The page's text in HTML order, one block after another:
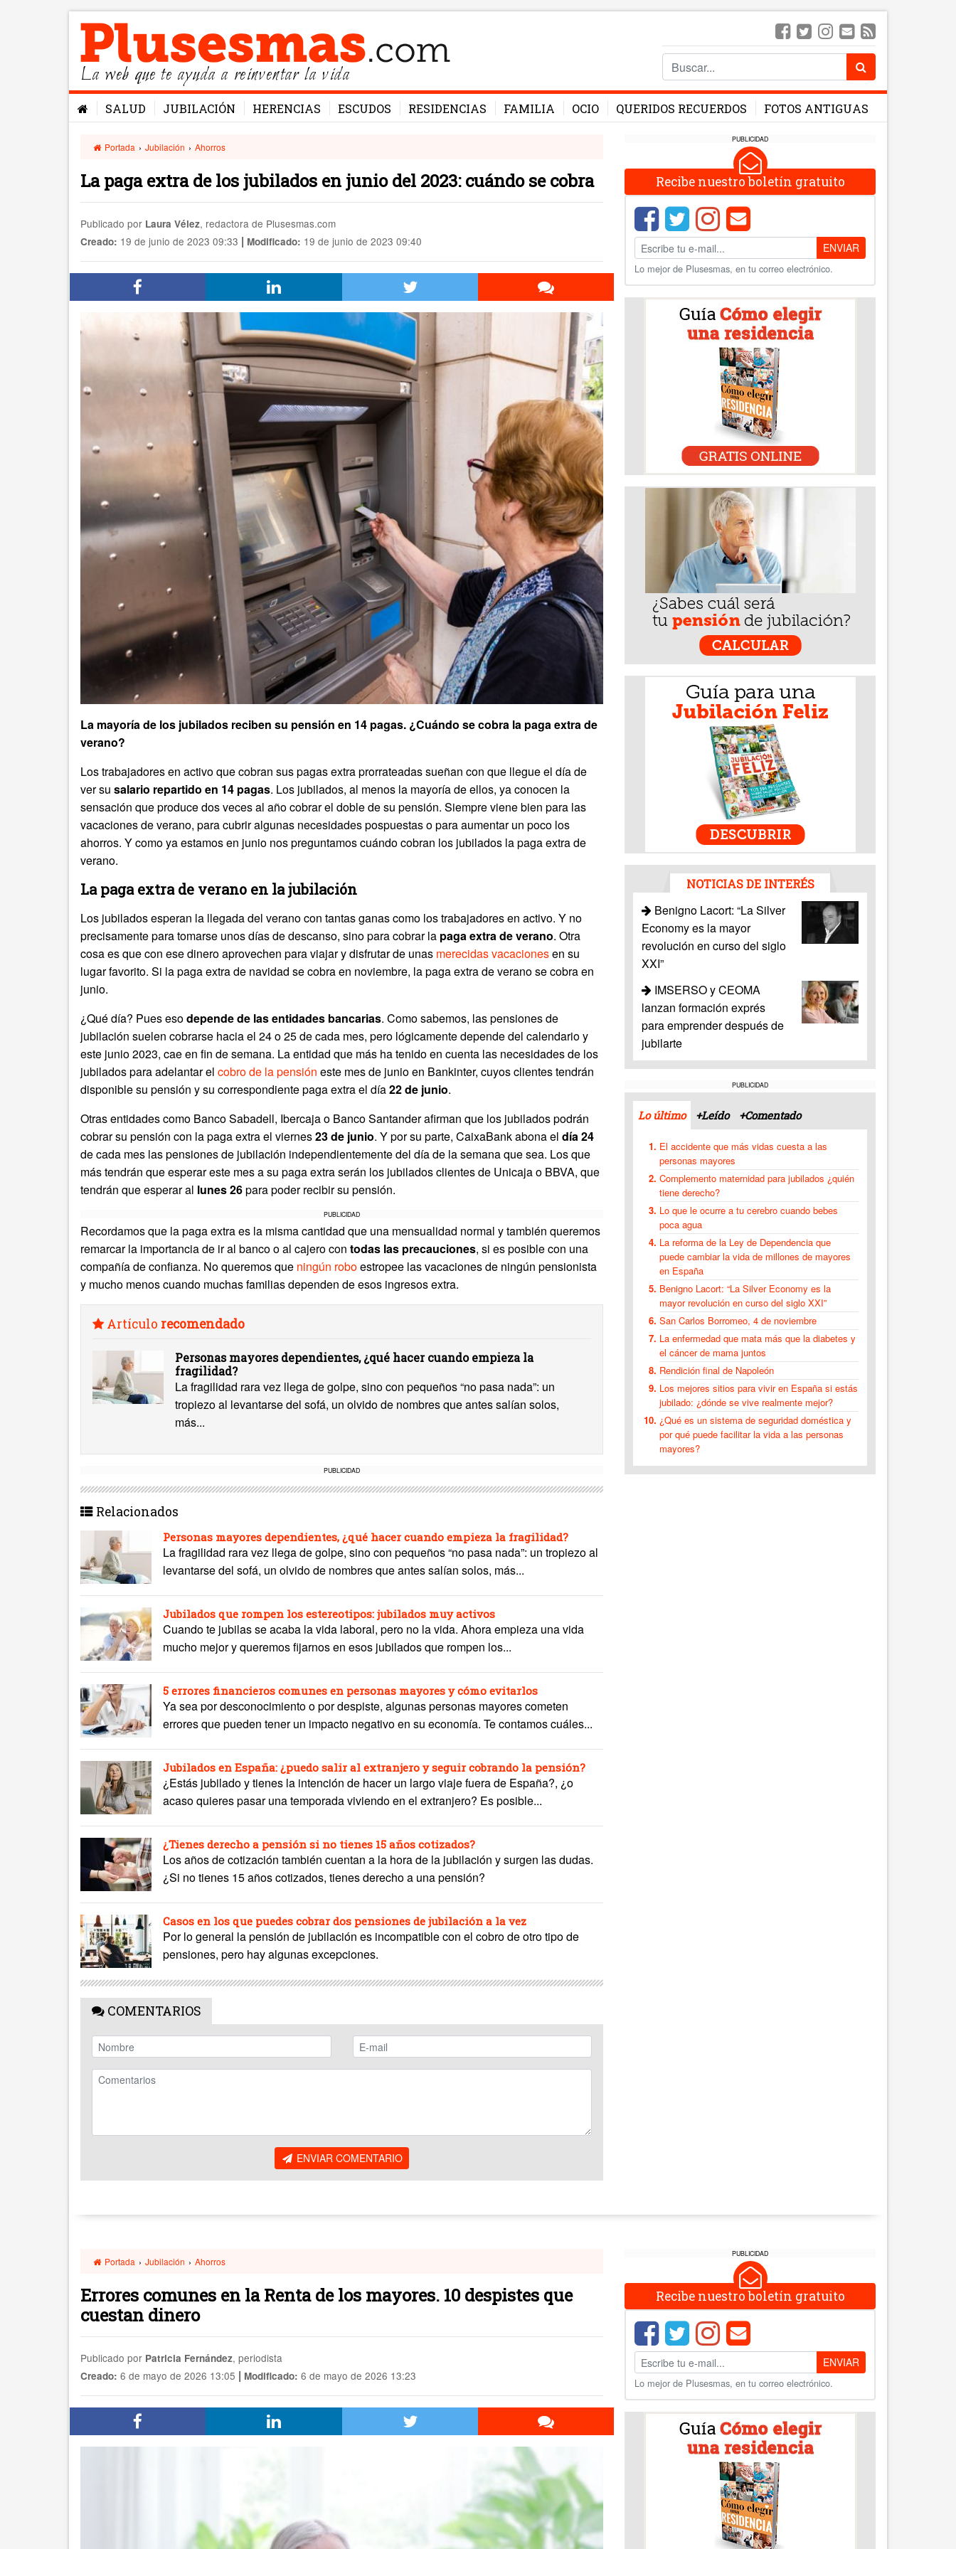
La web que te ayuda a reinventar la vida
SALUD JUBILACIÓN HERENCIAS ESCUDOS RESIDENCIAS FAMILIA OCIO QUERIDOS RECUERDOS FOTOS ANTIGUAS
Portada › Jubilación › Ahorros
La paga extra de los jubilados en junio del 2023: cuándo se cobra
Publicado por Laura Vélez, redactora de Plusesmas.com
Creado: 19 de junio de 2023 09:33 | Modificado: 19 de junio de 2023 09:40
La mayoría de los jubilados reciben su pensión en 14 pagas. ¿Cuándo se cobra la paga extra de
verano?
Los trabajadores en activo que cobran sus pagas extra prorrateadas sueñan con que llegue el día de
ver su salario repartido en 14 pagas. Los jubilados, al menos la mayoría de ellos, ya conocen la
sensación que produce dos veces al año cobrar el doble de su pensión. Siempre viene bien para las
vacaciones de verano, para cubrir algunas necesidades pospuestas o para aumentar un poco los
ahorros. Y como ya estamos en junio nos preguntamos cuándo cobran los jubilados la paga extra de
verano.
La paga extra de verano en la jubilación
Los jubilados esperan la llegada del verano con tantas ganas como los trabajadores en activo. Y no
precisamente para tomarse unos días de descanso, sino para cobrar la paga extra de verano. Otra
cosa es que con ese dinero aprovechen para viajar y disfrutar de unas merecidas vacacionesen su
lugar favorito. Si la paga extra de navidad se cobra en noviembre, la paga extra de verano se cobra en
junio.
¿Qué día? Pues esodepende de las entidades bancarias. Como sabemos, las pensiones de
jubilación suelen cobrarse hacia el 24 o 25 de cada mes, pero lógicamente depende del calendario y
este junio 2023, cae en fin de semana. La entidad que más ha tenido en cuenta las necesidades de los
jubilados para adelantar el cobro de la pensión este mes de junio en Bankinter, cuyos clientes tendrán
disponible su pensión y su correspondiente paga extra el día22 de junio.
Otras entidades como Banco Sabadell, Ibercaja o Banco Santander afirman que los jubilados podrán
cobrar su pensión con la paga extra el viernes23 de junio. Y por su parte, CaixaBank abona el día 24
de cada mes las pensiones de jubilación independientemente del día de la semana que sea. Los que
más tendrán que esperar este mes a su paga extra serán los jubilados clientes de Unicaja o BBVA, que
tendrán que esperar al lunes 26para poder recibir su pensión.
PUBLICIDAD
Recordamos que la paga extra es la misma cantidad que una mensualidad normal y también queremos
remarcar la importancia de ir al banco o al cajero con todas las precauciones, si es posible con una
compañía de confianza. No queremos que ningún roboestropee las vacaciones de ningún pensionista
y mucho menos cuando muchas familias dependen de esos ingresos extra.
Artículo recomendado
Personas mayores dependientes, ¿qué hacer cuando empieza la
fragilidad?
La fragilidad rara vez llega de golpe, sino con pequeños “no pasa nada”: un
tropiezo al levantarse del sofá, un olvido de nombres que antes salían solos,
más...
PUBLICIDAD
Relacionados
Personas mayores dependientes, ¿qué hacer cuando empieza la fragilidad?
La fragilidad rara vez llega de golpe, sino con pequeños “no pasa nada”: un tropiezo al
levantarse del sofá, un olvido de nombres que antes salían solos, más...
Jubilados que rompen los estereotipos: jubilados muy activos
Cuando te jubilas se acaba la vida laboral, pero no la vida. Ahora empieza una vida
mucho mejor y queremos fijarnos en esos jubilados que rompen los...
5 errores financieros comunes en personas mayores y cómo evitarlos
Ya sea por desconocimiento o por despiste, algunas personas mayores cometen
errores que pueden tener un impacto negativo en su economía. Te contamos cuáles...
Jubilados en España: ¿puedo salir al extranjero y seguir cobrando la pensión?
¿Estás jubilado y tienes la intención de hacer un largo viaje fuera de España?, ¿o
acaso quieres pasar una temporada viviendo en el extranjero? Es posible...
¿Tienes derecho a pensión si no tienes 15 años cotizados?
Los años de cotización también cuentan a la hora de la jubilación y surgen las dudas.
¿Si no tienes 15 años cotizados, tienes derecho a una pensión?
Casos en los que puedes cobrar dos pensiones de jubilación a la vez
Por lo general la pensión de jubilación es incompatible con el cobro de otro tipo de
pensiones, pero hay algunas excepciones.
COMENTARIOS
ENVIAR COMENTARIO
PUBLICIDAD
Recibe nuestro boletín gratuito
ENVIAR
Lo mejor de Plusesmas, en tu correo electrónico.
NOTICIAS DE INTERÉS
Benigno Lacort: “La Silver
Economy es la mayor
revolución en curso del siglo
XXI”
IMSERSO y CEOMA
lanzan formación exprés
para emprender después de
jubilarte
PUBLICIDAD
Lo último +Leído +Comentado
El accidente que más vidas cuesta a las
personas mayores
Complemento maternidad para jubilados ¿quién
tiene derecho?
Lo que le ocurre a tu cerebro cuando bebes
poca agua
La reforma de la Ley de Dependencia que
puede cambiar la vida de millones de mayores
en España
Benigno Lacort: “La Silver Economy es la
mayor revolución en curso del siglo XXI”
San Carlos Borromeo, 4 de noviembre
La enfermedad que mata más que la diabetes y
el cáncer de mama juntos
Rendición final de Napoleón
Los mejores sitios para vivir en España si estás
jubilado: ¿dónde se vive realmente mejor?
¿Qué es un sistema de seguridad doméstica y
por qué puede facilitar la vida a las personas
mayores?
Portada › Jubilación › Ahorros
Errores comunes en la Renta de los mayores. 10 despistes que
cuestan dinero
Publicado por Patricia Fernández, periodista
Creado: 6 de mayo de 2026 13:05 | Modificado: 6 de mayo de 2026 13:23
PUBLICIDAD
Recibe nuestro boletín gratuito
ENVIAR
Lo mejor de Plusesmas, en tu correo electrónico.